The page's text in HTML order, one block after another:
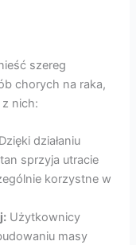
szereg
chorych na raka,
nich:
Dzięki działaniu
sprzyja utracie
korzystne w
Użytkownicy
masy